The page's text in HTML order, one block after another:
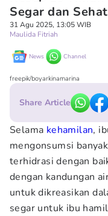
Segar dan Sehat
31 Agu 2025, 13:05 WIB
Maulida Fitriah
News Channel
freepik/boyarkinamarina
Share Article
Selama kehamilan,
mengonsumsi
terhidrasi dengan
dengan kandungan
untuk dikreasikan
segar untuk ibu